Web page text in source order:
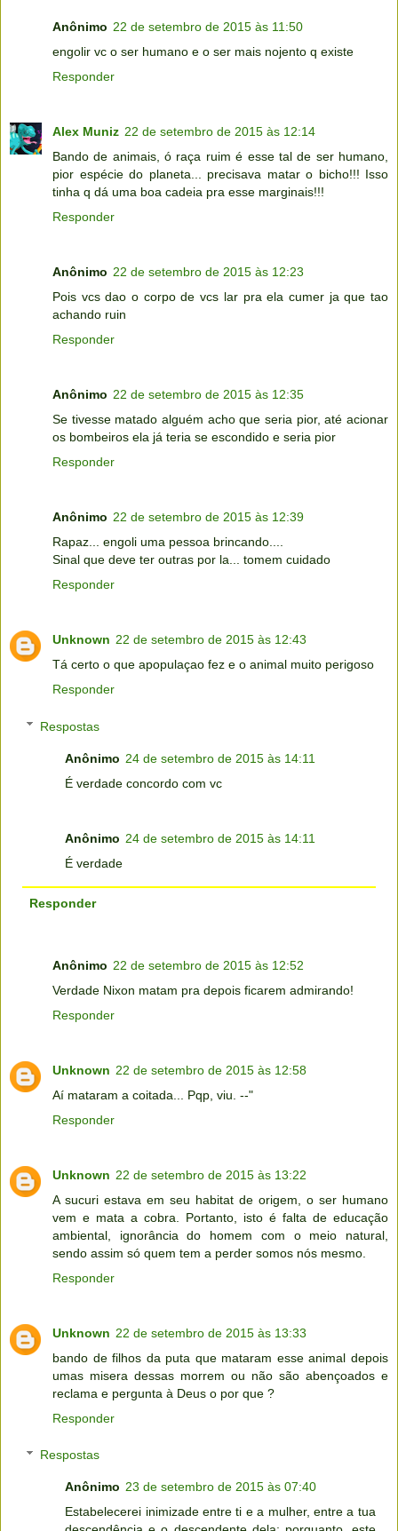
Anônimo 22 de setembro de 2015 às 11:50
engolir vc o ser humano e o ser mais nojento q existe
Responder
Alex Muniz 22 de setembro de 2015 às 12:14
Bando de animais, ó raça ruim é esse tal de ser humano,
pior espécie do planeta... precisava matar o bicho!!! Isso
tinha q dá uma boa cadeia pra esse marginais!!!
Responder
Anônimo 22 de setembro de 2015 às 12:23
Pois vcs dao o corpo de vcs lar pra ela cumer ja que tao
achando ruin
Responder
Anônimo 22 de setembro de 2015 às 12:35
Se tivesse matado alguém acho que seria pior, até acionar
os bombeiros ela já teria se escondido e seria pior
Responder
Anônimo 22 de setembro de 2015 às 12:39
Rapaz... engoli uma pessoa brincando....
Sinal que deve ter outras por la... tomem cuidado
Responder
Unknown 22 de setembro de 2015 às 12:43
Tá certo o que apopulaçao fez e o animal muito perigoso
Responder
Respostas
Anônimo 24 de setembro de 2015 às 14:11
É verdade concordo com vc
Anônimo 24 de setembro de 2015 às 14:11
É verdade
Responder
Anônimo 22 de setembro de 2015 às 12:52
Verdade Nixon matam pra depois ficarem admirando!
Responder
Unknown 22 de setembro de 2015 às 12:58
Aí mataram a coitada... Pqp, viu. --"
Responder
Unknown 22 de setembro de 2015 às 13:22
A sucuri estava em seu habitat de origem, o ser humano
vem e mata a cobra. Portanto, isto é falta de educação
ambiental, ignorância do homem com o meio natural,
sendo assim só quem tem a perder somos nós mesmo.
Responder
Unknown 22 de setembro de 2015 às 13:33
bando de filhos da puta que mataram esse animal depois
umas misera dessas morrem ou não são abençoados e
reclama e pergunta à Deus o por que ?
Responder
Respostas
Anônimo 23 de setembro de 2015 às 07:40
Estabelecerei inimizade entre ti e a mulher, entre a tua